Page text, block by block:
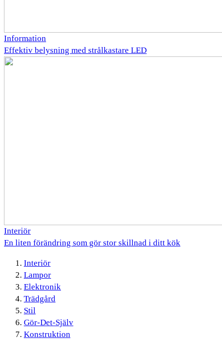
Information
Effektiv belysning med strålkastare LED
Interiör
En liten förändring som gör stor skillnad i ditt kök
Interiör
Lampor
Elektronik
Trädgård
Stil
Gör-Det-Själv
Konstruktion